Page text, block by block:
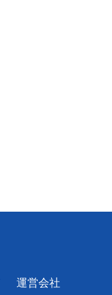
運営会社